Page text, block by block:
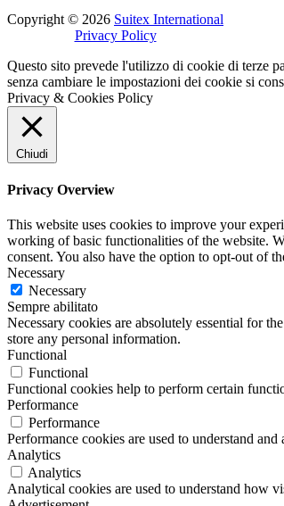
Copyright © 2026 Suitex International
Privacy Policy
Questo sito prevede l'utilizzo di cookie di terze
senza cambiare le impostazioni dei cookie si
Privacy & Cookies Policy
Chiudi
Privacy Overview
This website uses cookies to improve your
working of basic functionalities of the website.
consent. You also have the option to opt-out of
Necessary
Necessary
Sempre abilitato
Necessary cookies are absolutely essential for
store any personal information.
Functional
Functional
Functional cookies help to perform certain
Performance
Performance
Performance cookies are used to understand
Analytics
Analytics
Analytical cookies are used to understand how